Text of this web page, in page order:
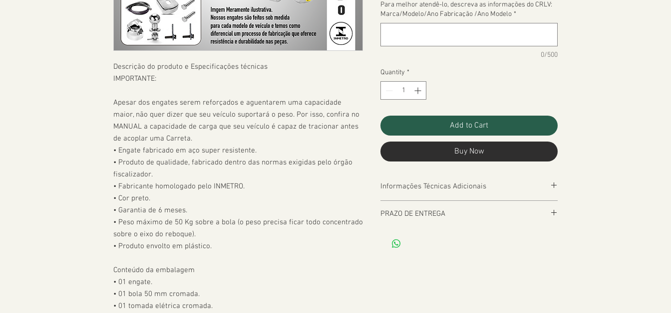
Descrição do produto e Especificações técnicas
IMPORTANTE:
Apesar dos engates serem reforçados e aguentarem uma capacidade
maior, não quer dizer que seu veículo suportará o peso. Por isso, confira no
MANUAL a capacidade de carga que seu veículo é capaz de tracionar antes
de acoplar uma Carreta.
• Engate fabricado em aço super resistente.
• Produto de qualidade, fabricado dentro das normas exigidas pelo órgão
fiscalizador.
• Fabricante homologado pelo INMETRO.
• Cor preto.
• Garantia de 6 meses.
• Peso máximo de 50 Kg sobre a bola (o peso precisa ficar todo concentrado
sobre o eixo do reboque).
• Produto envolto em plástico.
Conteúdo da embalagem
• 01 engate.
• 01 bola 50 mm cromada.
• 01 tomada elétrica cromada.
Para melhor atendê-lo, descreva as informações do CRLV:
Marca/Modelo/Ano Fabricação /Ano Modelo *
0/500
Quantity *
Add to Cart
Buy Now
Informações Técnicas Adicionais
PRAZO DE ENTREGA